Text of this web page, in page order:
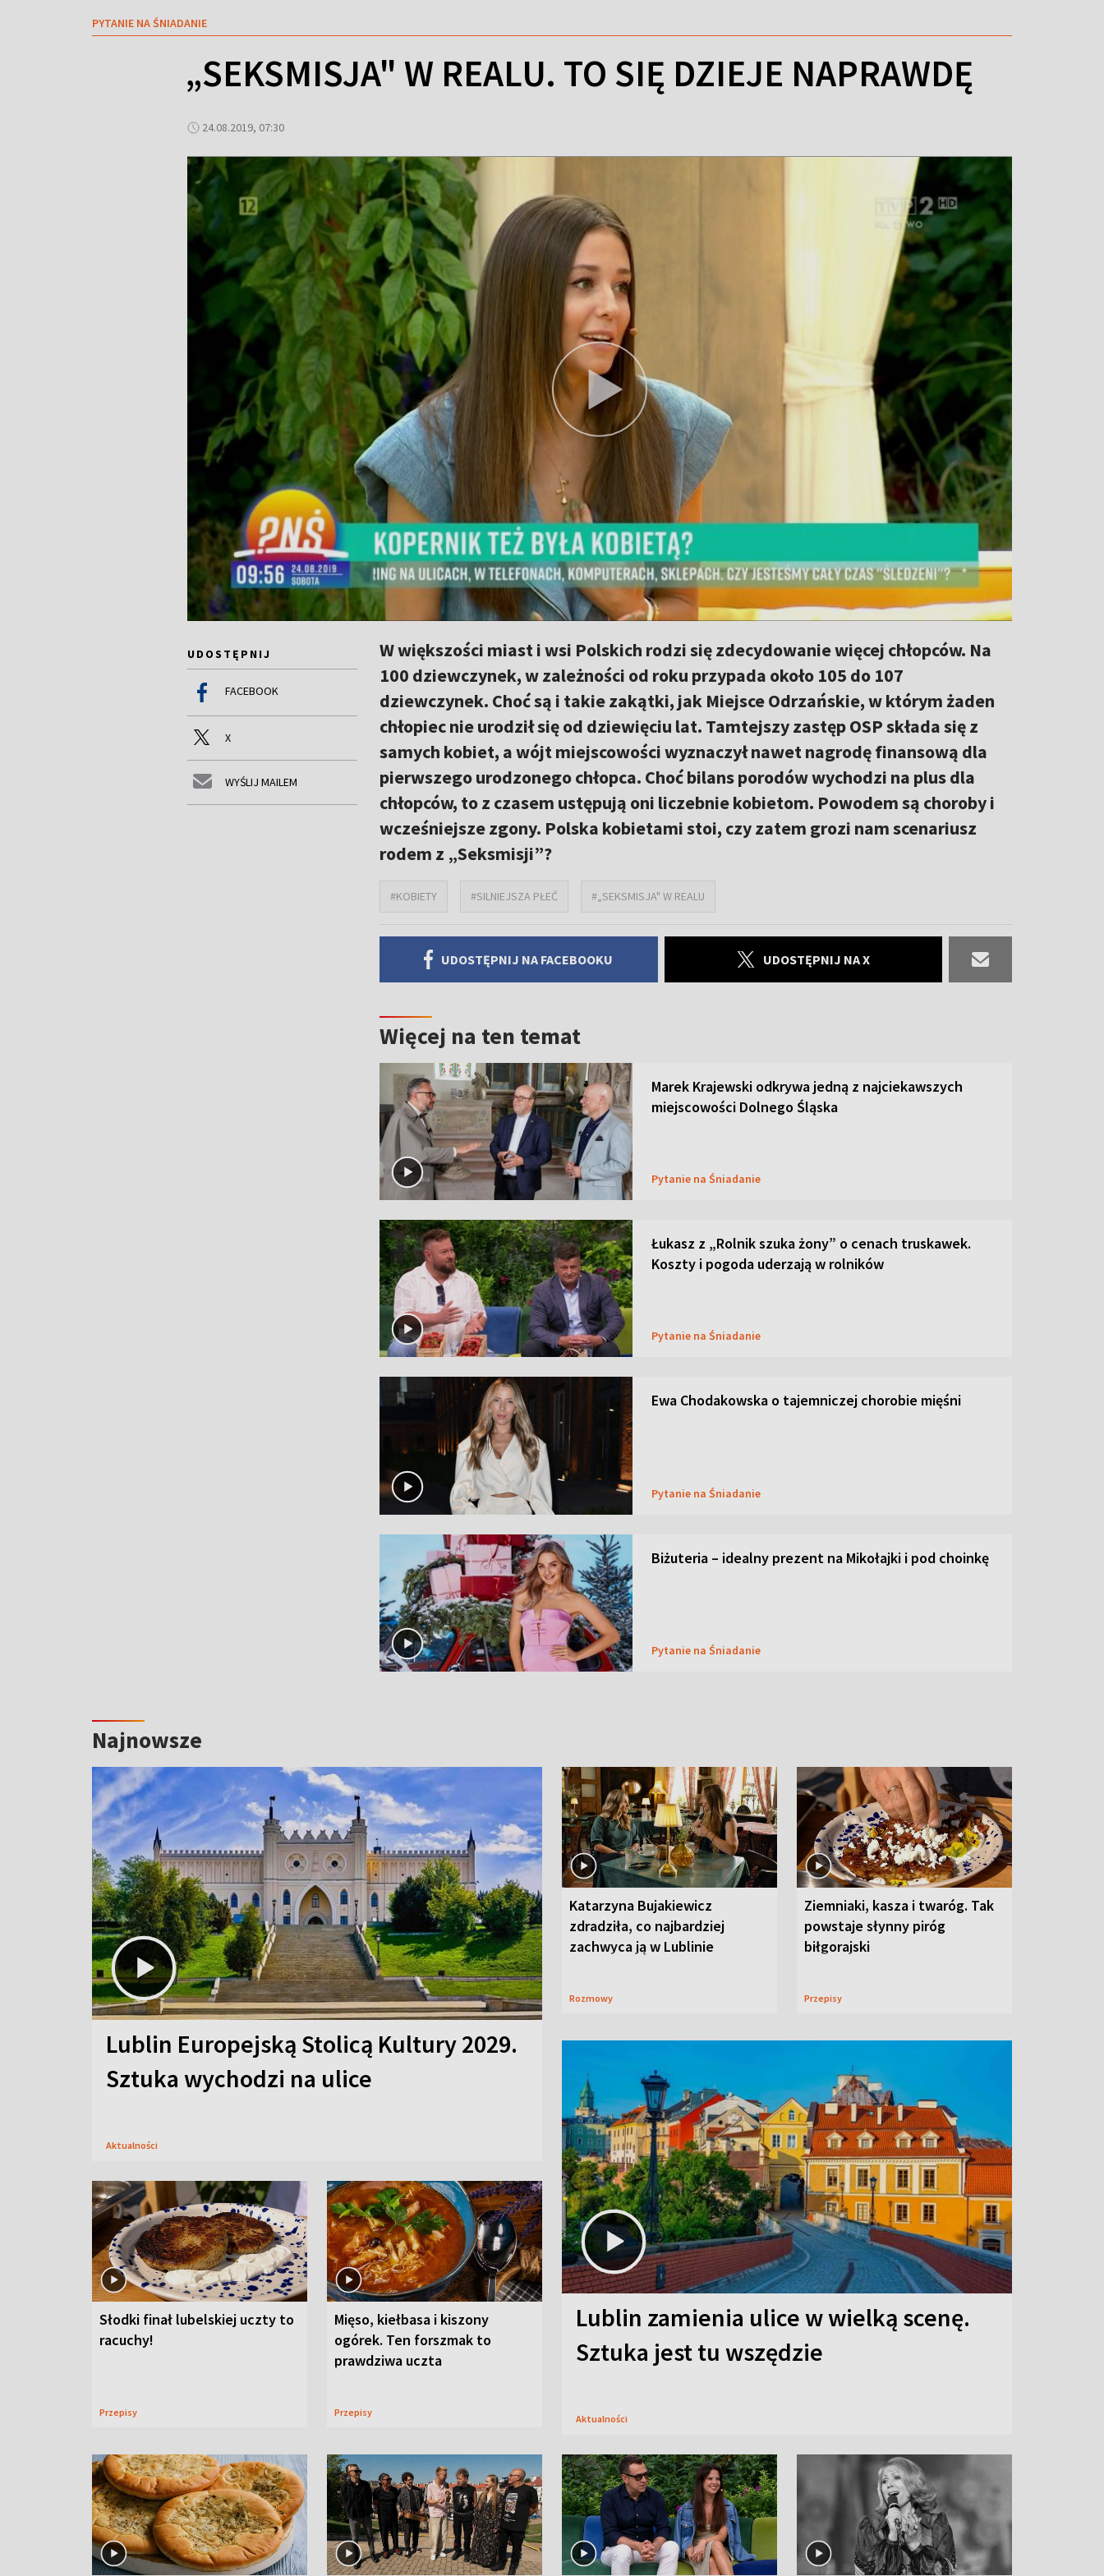
PYTANIE NA ŚNIADANIE
„SEKSMISJA" W REALU. TO SIĘ DZIEJE NAPRAWDĘ
24.08.2019, 07:30
UDOSTĘPNIJ
FACEBOOK
X
WYŚLIJ MAILEM
W większości miast i wsi Polskich rodzi się zdecydowanie więcej chłopców. Na
100 dziewczynek, w zależności od roku przypada około 105 do 107
dziewczynek. Choć są i takie zakątki, jak Miejsce Odrzańskie, w którym żaden
chłopiec nie urodził się od dziewięciu lat. Tamtejszy zastęp OSP składa się z
samych kobiet, a wójt miejscowości wyznaczył nawet nagrodę finansową dla
pierwszego urodzonego chłopca. Choć bilans porodów wychodzi na plus dla
chłopców, to z czasem ustępują oni liczebnie kobietom. Powodem są choroby i
wcześniejsze zgony. Polska kobietami stoi, czy zatem grozi nam scenariusz
rodem z „Seksmisji”?
#KOBIETY #SILNIEJSZA PŁEĆ #„SEKSMISJA" W REALU
UDOSTĘPNIJ NA FACEBOOKU UDOSTĘPNIJ NA X
Więcej na ten temat
Marek Krajewski odkrywa jedną z najciekawszych
miejscowości Dolnego Śląska
Pytanie na Śniadanie
Łukasz z „Rolnik szuka żony” o cenach truskawek.
Koszty i pogoda uderzają w rolników
Pytanie na Śniadanie
Ewa Chodakowska o tajemniczej chorobie mięśni
Pytanie na Śniadanie
Biżuteria – idealny prezent na Mikołajki i pod choinkę
Pytanie na Śniadanie
Najnowsze
Lublin Europejską Stolicą Kultury 2029.
Sztuka wychodzi na ulice
Aktualności
Katarzyna Bujakiewicz
zdradziła, co najbardziej
zachwyca ją w Lublinie
Rozmowy
Ziemniaki, kasza i twaróg. Tak
powstaje słynny piróg
biłgorajski
Przepisy
Słodki finał lubelskiej uczty to
racuchy!
Przepisy
Mięso, kiełbasa i kiszony
ogórek. Ten forszmak to
prawdziwa uczta
Przepisy
Lublin zamienia ulice w wielką scenę.
Sztuka jest tu wszędzie
Aktualności